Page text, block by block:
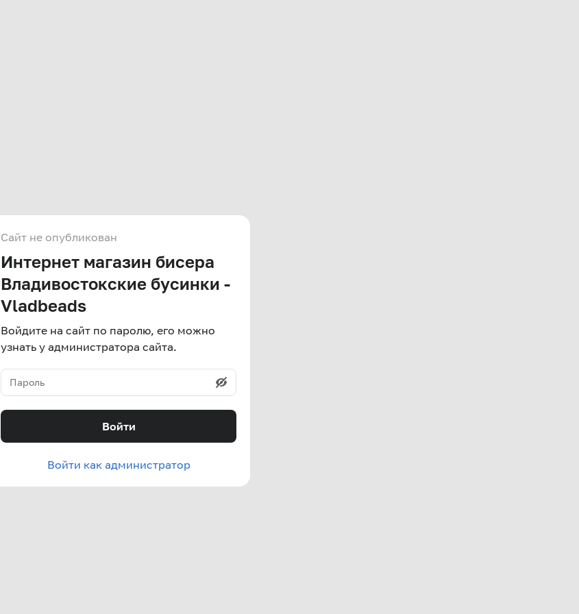
Сайт не опубликован
Интернет магазин бисера
Владивостокские бусинки -
Vladbeads
Войдите на сайт по паролю, его можно
узнать у администратора сайта.
Войти
Войти как администратор